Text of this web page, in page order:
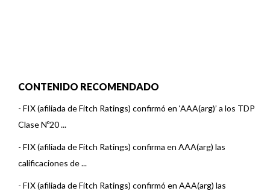
CONTENIDO RECOMENDADO
- FIX (afiliada de Fitch Ratings) confirmó en ‘AAA(arg)’ a los TDP
Clase Nº20 ...
- FIX (afiliada de Fitch Ratings) confirma en AAA(arg) las
calificaciones de ...
- FIX (afiliada de Fitch Ratings) confirmó en AAA(arg) las